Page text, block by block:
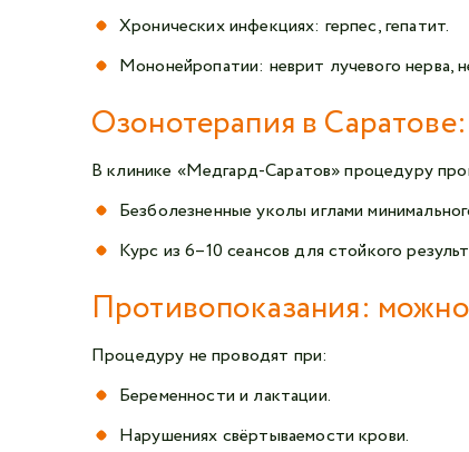
Хронических инфекциях: герпес, гепатит.
Мононейропатии: неврит лучевого нерва,
Озонотерапия в
В клинике «Медгард-Саратов» процедуру
Безболезненные уколы иглами
Курс из 6–10 сеансов для стойкого
Противопоказания:
Процедуру не проводят при:
Беременности и лактации.
Нарушениях свёртываемости крови.